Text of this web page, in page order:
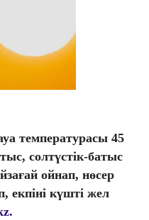
температурасы 45
солтүстік-батыс
ойнап, нөсер
күшті жел